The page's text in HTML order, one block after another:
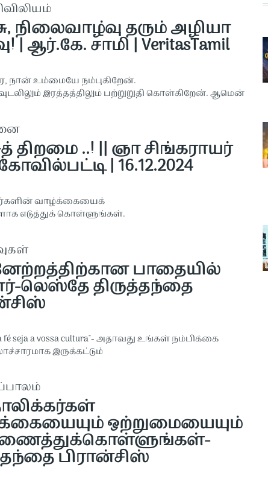
நிலைவாழ்வு தரும் அழியா
ஆர்.கே. சாமி | VeritasTamil
உம்மையே நம்புகிறேன்.
இரத்தத்திலும் பற்றுறுதி கொள்கிறேன். ஆமென்
திறமை ..! || ஞா சிங்கராயர்
| 16.12.2024
வாழ்க்கையைக்
எடுத்துக் கொள்ளுங்கள்.
பாதையில்
லெஸ்தே திருத்தந்தை
fé seja a vossa cultura"- அதாவது உங்கள் நம்பிக்கை
இருக்கட்டும்
ஒற்றுமையையும்
பிரான்சிஸ்